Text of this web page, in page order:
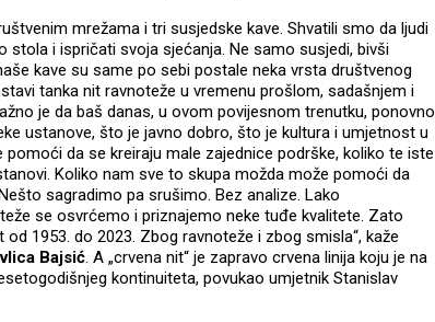
mrežama i tri susjedske kave. Shvatili smo da ljudi
stola i ispričati svoja sjećanja. Ne samo susjedi, bivši
kave su same po sebi postale neka vrsta društvenog
tanka nit ravnoteže u vremenu prošlom, sadašnjem i
je da baš danas, u ovom povijesnom trenutku, ponovno
ustanove, što je javno dobro, što je kultura i umjetnost u
da se kreiraju male zajednice podrške, koliko te iste
Koliko nam sve to skupa možda može pomoći da
sagradimo pa srušimo. Bez analize. Lako
se osvrćemo i priznajemo neke tuđe kvalitete. Zato
1953. do 2023. Zbog ravnoteže i zbog smisla“, kaže
Bajsić. A „crvena nit“ je zapravo crvena linija koju je na
kontinuiteta, povukao umjetnik Stanislav